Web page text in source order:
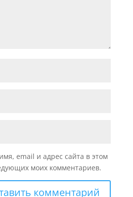
email и адрес сайта в этом
моих комментариев.